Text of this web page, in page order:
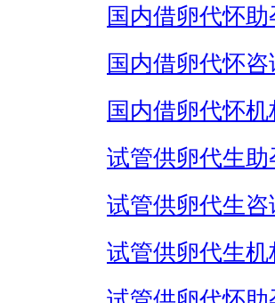
国内借卵代怀助
国内借卵代怀咨
国内借卵代怀机
试管供卵代生助
试管供卵代生咨
试管供卵代生机